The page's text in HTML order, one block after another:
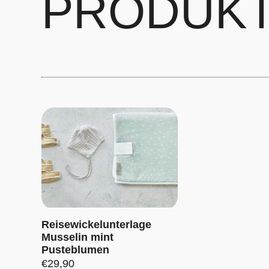
Reisewickelunterlage
Musselin mint
Pusteblumen
Preis:
€29,90